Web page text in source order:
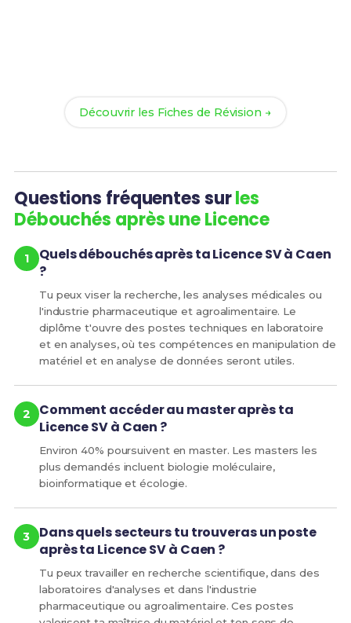
Découvrir les Fiches de Révision →
Questions fréquentes surles
Débouchés après une Licence
Quels débouchés après ta Licence SV à Caen
?
Tu peux viser la recherche, les analyses médicales ou
l'industrie pharmaceutique et agroalimentaire. Le
diplôme t'ouvre des postes techniques en laboratoire
et en analyses, où tes compétences en manipulation de
matériel et en analyse de données seront utiles.
Comment accéder au master après ta
Licence SV à Caen ?
Environ 40% poursuivent en master. Les masters les
plus demandés incluent biologie moléculaire,
bioinformatique et écologie.
Dans quels secteurs tu trouveras un poste
après ta Licence SV à Caen ?
Tu peux travailler en recherche scientifique, dans des
laboratoires d'analyses et dans l'industrie
pharmaceutique ou agroalimentaire. Ces postes